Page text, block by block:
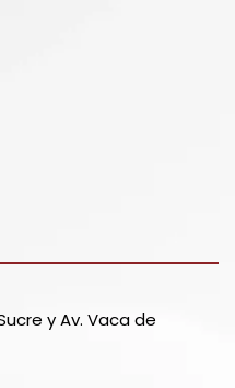
y Av. Vaca de